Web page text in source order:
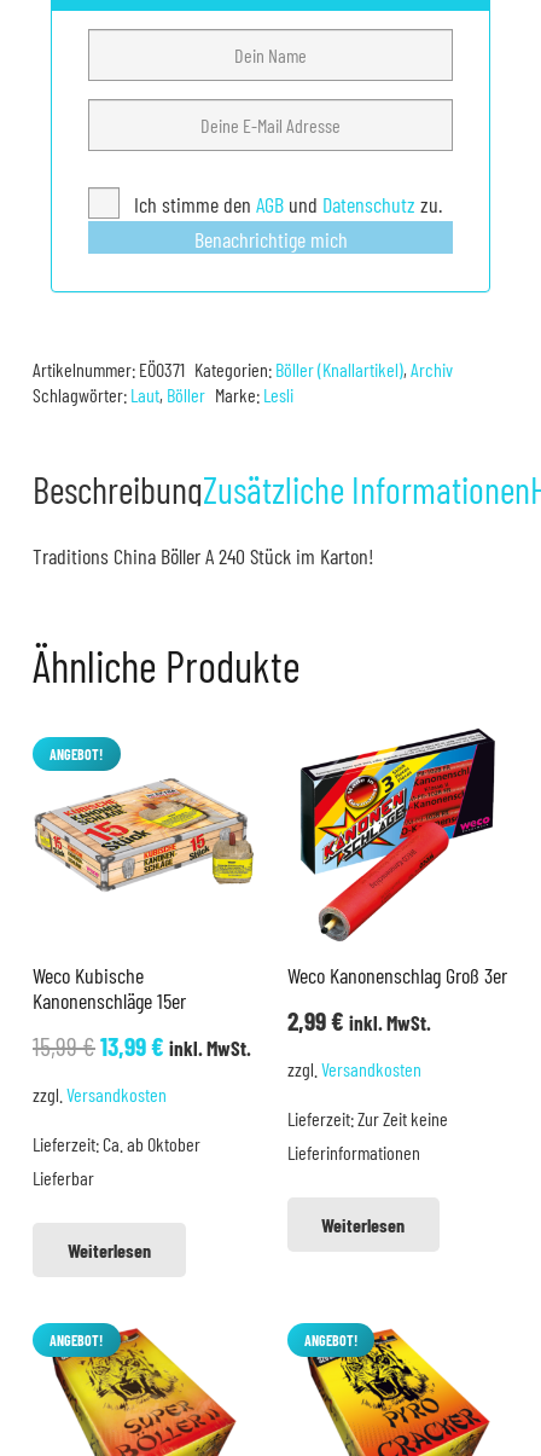
Ich stimme denAGB und Datenschutz zu.
Benachrichtige mich
Artikelnummer: EÖ0371 Kategorien: Böller (Knallartikel),Archiv
Schlagwörter: Laut, Böller Marke: Lesli
BeschreibungZusätzliche Informationen
Traditions China Böller A 240 Stück im Karton!
Ähnliche Produkte
ANGEBOT!
Weco Kubische
Kanonenschläge 15er
15,99€Ursprünglicher
15,99 €
13,99€Aktueller
13,99 €.
inkl. MwSt.
zzgl. Versandkosten
Lieferzeit: Ca. ab Oktober
Lieferbar
Weiterlesen
Weco Kanonenschlag Groß 3er
2,99€ inkl. MwSt.
zzgl. Versandkosten
Lieferzeit:Zur Zeit keine
Lieferinformationen
Weiterlesen
ANGEBOT! ANGEBOT!